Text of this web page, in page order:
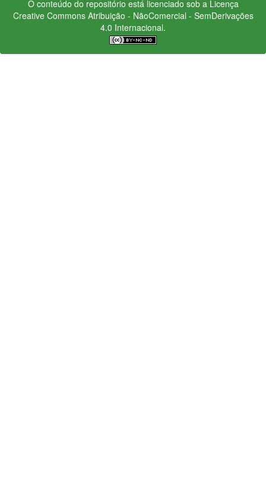
O conteúdo do repositório está licenciado sob a Licença
Creative CommonsAtribuição - NãoComercial - SemDerivações
4.0 Internacional.